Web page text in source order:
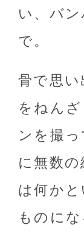
い、バ
で。
骨で思い
をねん
ンを撮
に無数
は何かと
ものに